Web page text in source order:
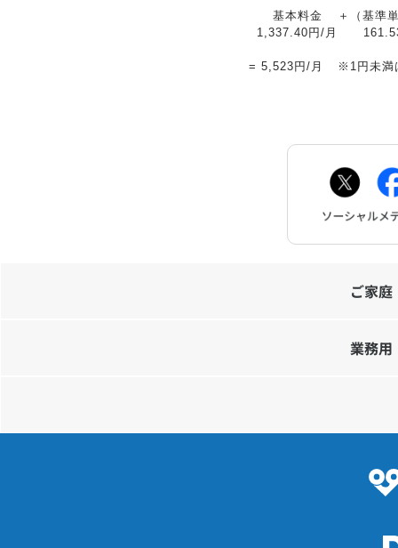
基本料金
＋
（基
1,337.40円/月
= 5,523円/月 ※1円未満
ご家
業務用